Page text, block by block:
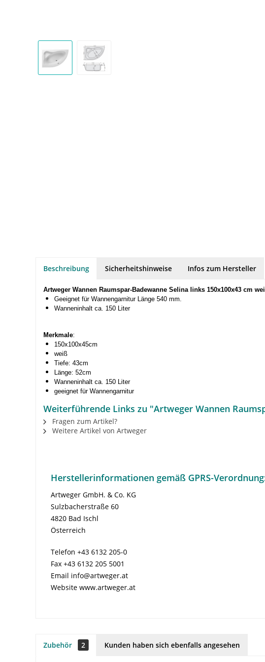
Beschreibung Sicherheitshinweise Infos zum Hersteller
Artweger Wannen Raumspar-Badewanne Selina links 150x100x43 cm
Geeignet für Wannengarnitur Länge 540 mm.
Wanneninhalt ca. 150 Liter
Merkmale:
150x100x45cm
weiß
Tiefe: 43cm
Länge: 52cm
Wanneninhalt ca. 150 Liter
geeignet für Wannengarnitur
Weiterführende Links zu "Artweger Wannen
Fragen zum Artikel?
Weitere Artikel von Artweger
Herstellerinformationen gemäß GPRS-
Artweger GmbH. & Co. KG
Sulzbacherstraße 60
4820 Bad Ischl
Österreich
Telefon +43 6132 205-0
Fax +43 6132 205 5001
Email info@artweger.at
Website www.artweger.at
Zubehör 2 Kunden haben sich ebenfalls angesehen